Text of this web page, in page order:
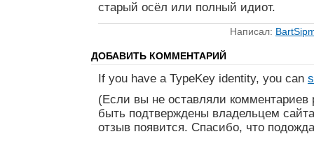
старый осёл или полный идиот.
Написал:
ДОБАВИТЬ КОММЕНТАРИЙ
If you have a TypeKey identity, you can
(Если вы не оставляли
быть подтверждены владельцем
отзыв появится. Спасибо, что